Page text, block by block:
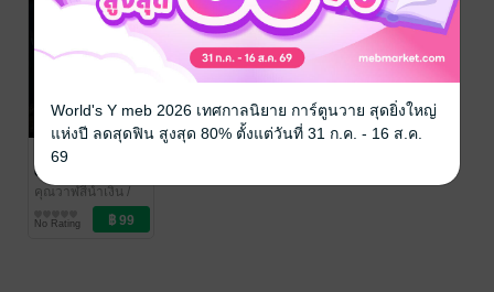
20% ทำงาน
80% ทำ
Resume
คุณวาฬสีน้ำเงิน /
52hzVoice
พัฒนาตนเอง
No Rating
World's Y meb 2026 เทศกาลนิยาย การ์ตูนวาย สุดยิ่งใหญ่
แห่งปี ลดสุดฟิน สูงสุด 80% ตั้งแต่วันที่ 31 ก.ค. - 16 ส.ค.
69